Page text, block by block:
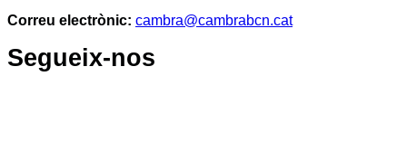
Correu electrònic: cambra@cambrabcn.cat
Segueix-nos